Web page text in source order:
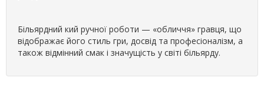
Більярдний кий ручної роботи — «обличчя» гравця, що
відображає його стиль гри, досвід та професіоналізм, а
також відмінний смак і значущість у світі більярду.